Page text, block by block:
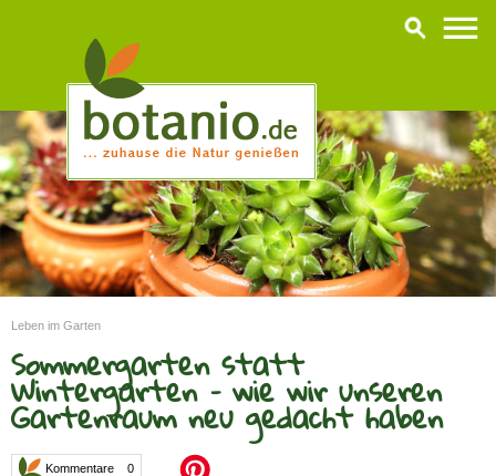
Leben im Garten
Sommergarten statt
Wintergarten – wie wir unseren
Gartenraum neu gedacht haben
Kommentare 0